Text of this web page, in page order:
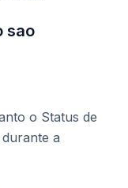
sao
o Status de
a